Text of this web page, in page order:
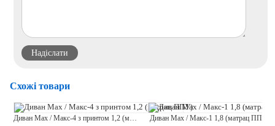
Схожі товари
Диван Max / Макс-1 1,8 (матрац ППУ)